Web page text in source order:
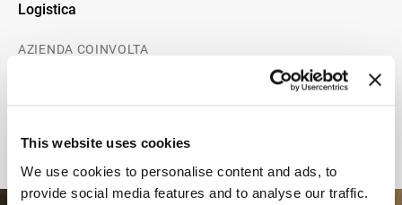
This website uses cookies
We use cookies to personalise content and ads, to
provide social media features and to analyse our traffic.
Logistica
AZIENDA COINVOLTA